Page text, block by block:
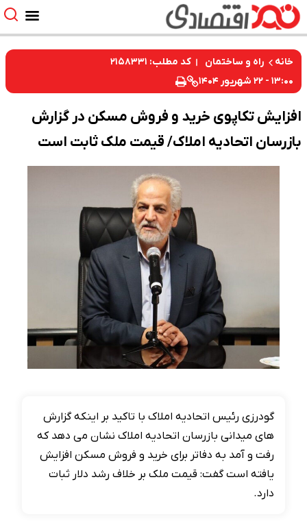
خانه راه و ساختمان
کد مطلب: ۲۱۵۸۳۳۱
۱۳:۰۰ - ۲۲ شهریور ۱۴۰۴
افزایش تکاپوی خرید و فروش مسکن در گزارش
بازرسان اتحادیه املاک/ قیمت ملک ثابت است
گودرزی رئیس اتحادیه املاک با تاکید بر اینکه گزارش
های میدانی بازرسان اتحادیه املاک نشان می دهد که
رفت و آمد به دفاتر برای خرید و فروش مسکن افزایش
یافته است گفت: قیمت ملک بر خلاف رشد دلار ثبات
دارد.